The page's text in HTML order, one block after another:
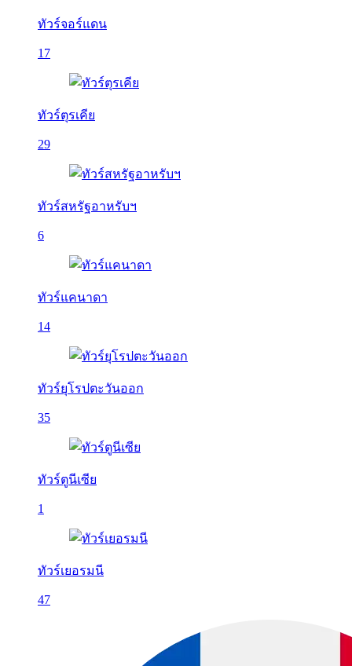
ทัวร์จอร์แดน
17
ทัวร์ตุรเคีย
29
ทัวร์สหรัฐอาหรับฯ
6
ทัวร์แคนาดา
14
ทัวร์ยุโรปตะวันออก
35
ทัวร์ตูนีเซีย
1
ทัวร์เยอรมนี
47